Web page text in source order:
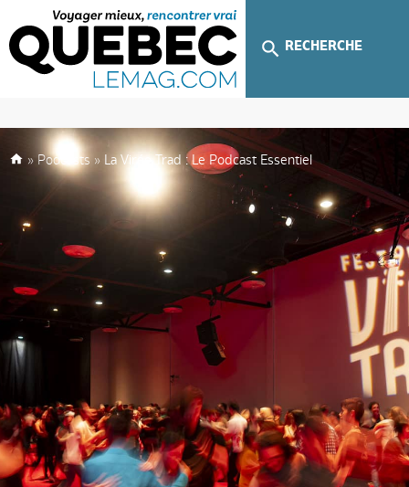
RECHERCHE
»Podcasts » La Virée Trad : Le Podcast Essentiel